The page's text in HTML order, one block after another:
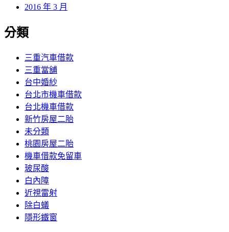
2016 年 3 月
分類
三重汽車借款
三重當舖
台中婚紗
台北市機車借款
台北機車借款
新竹房屋二胎
未分類
桃園房屋二胎
機車借款免留車
玻尿酸
白內障
近視雷射
除白蟻
隱形鐵窗